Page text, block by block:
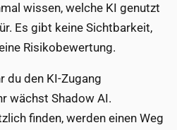
wissen, welche KI genutzt
Es gibt keine Sichtbarkeit,
Risikobewertung.
du den KI-Zugang
wächst Shadow AI.
finden, werden einen Weg